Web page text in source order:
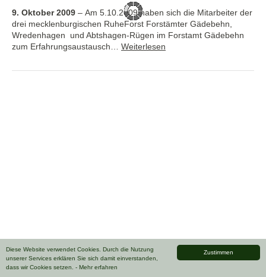
Zustimmen
Diese Website verwendet Cookies. Durch die Nutzung
unserer Services erklären Sie sich damit einverstanden,
dass wir Cookies setzen. - Mehr erfahren
9. Oktober 2009 – Am 5.10.2009 haben sich die Mitarbeiter der
drei mecklenburgischen RuheForst Forstämter Gädebehn,
Wredenhagen und Abtshagen-Rügen im Forstamt Gädebehn
zum Erfahrungsaustausch… Weiterlesen